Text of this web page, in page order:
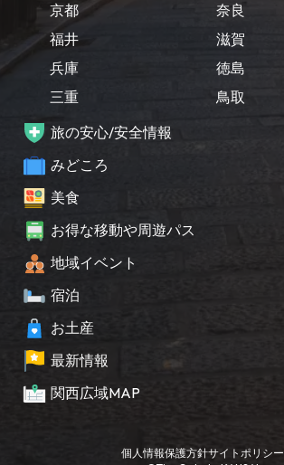
京都
福井
兵庫
三重
奈良
滋賀
徳島
鳥取
旅の安心/安全情報
みどころ
美食
お得な移動や周遊パス
地域イベント
宿泊
お土産
最新情報
関西広域MAP
個人情報保護方針サイトポリシー